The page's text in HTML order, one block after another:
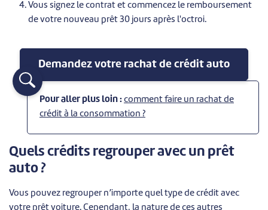
Vous signez le contrat et commencez le remboursement
de votre nouveau prêt 30 jours après l'octroi.
Demandez votre rachat de crédit auto
Pour aller plus loin : comment faire un rachat de
crédit à la consommation ?
Quels crédits regrouper avec un prêt
auto ?
Vous pouvez regrouper n’importe quel type de crédit avec
votre prêt voiture. Cependant, la nature de ces autres